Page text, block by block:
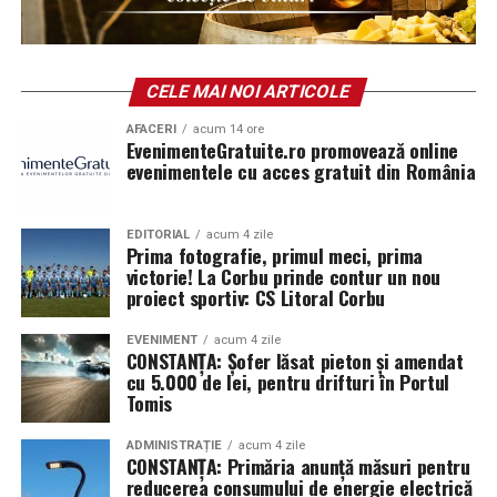
referendumuri, pe 10 septembrie 1967 și pe 7 noiembrie
anexarea la Spania. De altfel ziua de 10 septembrie a
devenit şi sărbătoarea națională a Gibraltarului. În
aprilie 1985 s-a deschis graniţa între cele două teritorii
* Cu 164 de ani în urmă (1862), în cadrul acţiunii de
Cuza semna decretele prin care hotăra contopirea
Direcţiei Statistice a Moldovei cu Oficiul Statistic din
Bucureşti şi numirea lui Dionisie Pop-Marţian ca
director al Oficiului Statistic pentru Principatele Unite
(4/16)
* În urmă cu 112 ani (1914), în contextul izbucnirii
Primului Război Mondial, Germania invada Belgia, iar ca
răspuns, Marea Britanie a declarat război Germaniei.
Statele Unite și-au proclamat neutralitatea
CELE MAI NOI ARTICOLE
AFACERI acum 14 ore
EvenimenteGratuite.ro promovează online
evenimentele cu acces gratuit din România
EDITORIAL acum 4 zile
Prima fotografie, primul meci, prima
victorie! La Corbu prinde contur un nou
proiect sportiv: CS Litoral Corbu
EVENIMENT acum 4 zile
CONSTANȚA: Șofer lăsat pieton și amendat
cu 5.000 de lei, pentru drifturi în Portul
Tomis
ADMINISTRAȚIE acum 4 zile
CONSTANȚA: Primăria anunță măsuri pentru
reducerea consumului de energie electrică